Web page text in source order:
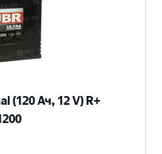
(120 Ач, 12 V) R+